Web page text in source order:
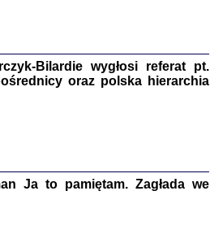
Bańkowska
Bilardie wygłosi referat pt.
oraz polska hierarchia
Ja to pamiętam. Zagłada we